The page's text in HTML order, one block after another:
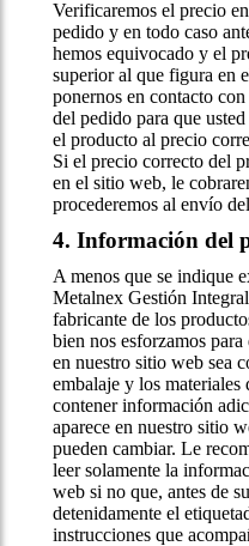
Verificaremos el precio
pedido y en todo caso
hemos equivocado y el
superior al que figura en
ponernos en contacto
del pedido para que
el producto al precio
Si el precio correcto del
en el sitio web, le
procederemos al envío
4. Información del
A menos que se indique
Metalnex Gestión
fabricante de los
bien nos esforzamos
en nuestro sitio web sea
embalaje y los materiales
contener información
aparece en nuestro sitio
pueden cambiar. Le
leer solamente la
web si no que, antes de
detenidamente el
instrucciones que